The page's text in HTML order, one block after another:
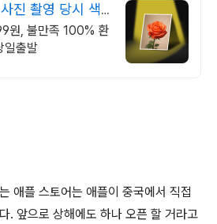
진 촬영 당시 색
원, 불만족 100% 환
일출발
애플 스토어는 애플이 중국에서 직접
. 앞으로 상해에도 하나 오픈 할 거라고